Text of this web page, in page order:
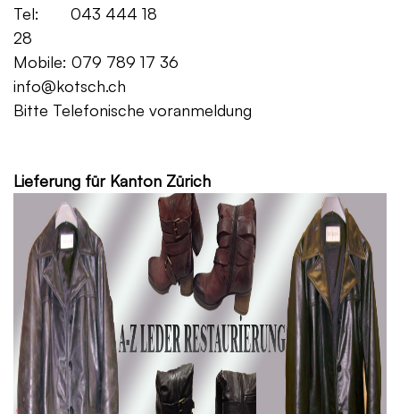
Tel: 043 444 18
28
Mobile: 079 789 17 36
info@kotsch.ch
Bitte Telefonische voranmeldung
Lieferung für Kanton Zürich